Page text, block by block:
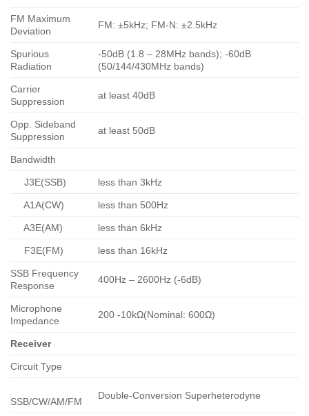
FM Maximum
Deviation
FM: ±5kHz; FM-N: ±2.5kHz
Spurious
Radiation
-50dB (1.8 – 28MHz bands); -60dB
(50/144/430MHz bands)
Carrier
Suppression
at least 40dB
Opp. Sideband
Suppression
at least 50dB
Bandwidth
J3E(SSB) less than 3kHz
A1A(CW) less than 500Hz
A3E(AM) less than 6kHz
F3E(FM) less than 16kHz
SSB Frequency
Response
400Hz – 2600Hz (-6dB)
Microphone
Impedance
200 -10kΩ(Nominal: 600Ω)
Receiver
Circuit Type
SSB/CW/AM/FM
Double-Conversion Superheterodyne